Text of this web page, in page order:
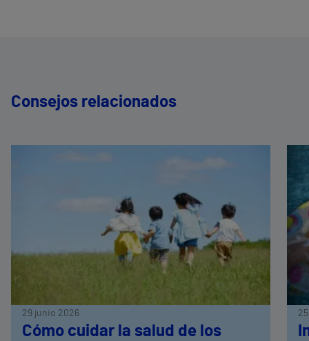
Consejos relacionados
29 junio 2026
Cómo cuidar la salud de los